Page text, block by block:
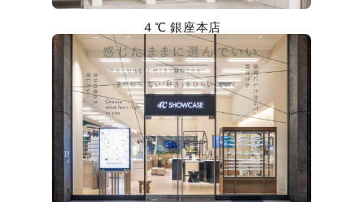
ファッションテイスト
４℃ 銀座本店